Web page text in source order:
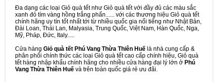
Đa dạng các loại Giỏ quà tết như Giỏ quà tết với đầy đủ các màu sắc
xanh đỏ tím vàng hồng trắng phấn...... với các thương hiệu Giỏ quà tết
chính hãng uy tín tốt nhất tới từ nhiều quốc gia nổi tiếng như Nhật Bản,
Đài Loan, Thái Lan, Malyasia, Trung Quốc, Việt Nam, Hàn Quốc, Nga,
Mỹ, Pháp, Đức, Italy.....
Cửa hàng Giỏ quà tết Phú Vang Thừa Thiên Huế là nhà cung cấp &
phân phối chính thức các loại Giỏ quà tết cao cấp chính hiệu, Giỏ quà
tết hàng nhập khẩu chính hãng cho nhiều cửa hàng đại lý lớn ở Phú
Vang Thừa Thiên Huế và trên toàn quốc giá rẻ ưu đãi.